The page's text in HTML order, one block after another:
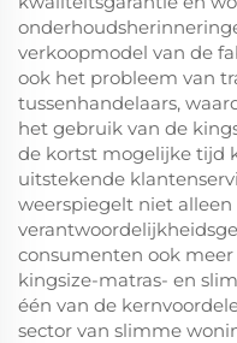
verkoopmodel van de
ook het probleem van
tussenhandelaars,
het gebruik van de
de kortst mogelijke tijd
uitstekende
weerspiegelt niet alleen
consumenten ook
kingsize-matras- en
één van de
sector van slimme